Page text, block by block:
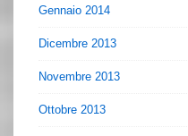
Gennaio 2014
Dicembre 2013
Novembre 2013
Ottobre 2013